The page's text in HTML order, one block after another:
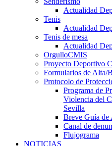
Actualidad
Tenis
Actualidad
Tenis de mesa
Actualidad
OrgulloCMIS
Proyecto Deportivo
Formularios de Alta/
Protocolo de
Programa de
Violencia del
Sevilla
Breve Guía de
Canal de
Flujograma
NOTICIAS